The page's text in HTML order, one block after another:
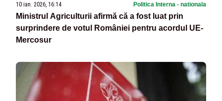
10 ian. 2026, 16:14 Politica Interna - nationala
Ministrul Agriculturii afirmă că a fost luat prin
surprindere de votul României pentru acordul UE-
Mercosur